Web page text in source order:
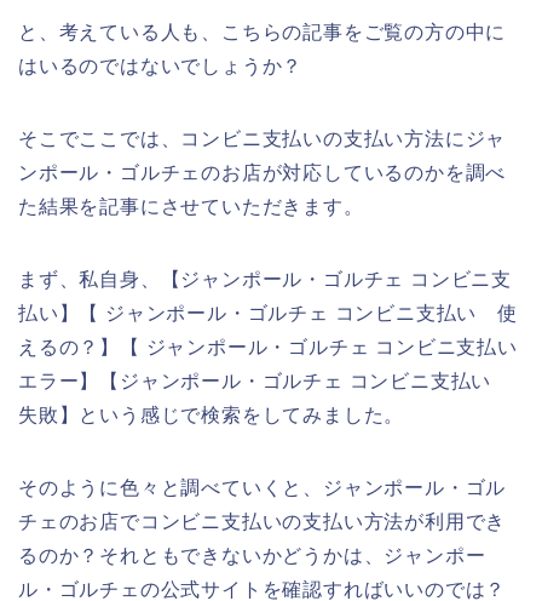
と、考えている人も、こちらの記事をご覧の方の中に
はいるのではないでしょうか？
そこでここでは、コンビニ支払いの支払い方法にジャ
ンポール・ゴルチェのお店が対応しているのかを調べ
た結果を記事にさせていただきます。
まず、私自身、【ジャンポール・ゴルチェ コンビニ支
払い】【 ジャンポール・ゴルチェ コンビニ支払い 使
えるの？】【 ジャンポール・ゴルチェ コンビニ支払い
エラー】【ジャンポール・ゴルチェ コンビニ支払い
失敗】という感じで検索をしてみました。
そのように色々と調べていくと、ジャンポール・ゴル
チェのお店でコンビニ支払いの支払い方法が利用でき
るのか？それともできないかどうかは、ジャンポー
ル・ゴルチェの公式サイトを確認すればいいのでは？